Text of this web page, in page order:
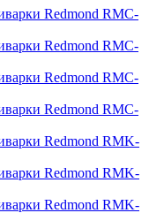
Redmond RMC-
Redmond RMC-
Redmond RMC-
Redmond RMC-
Redmond RMK-
Redmond RMK-
Redmond RMK-